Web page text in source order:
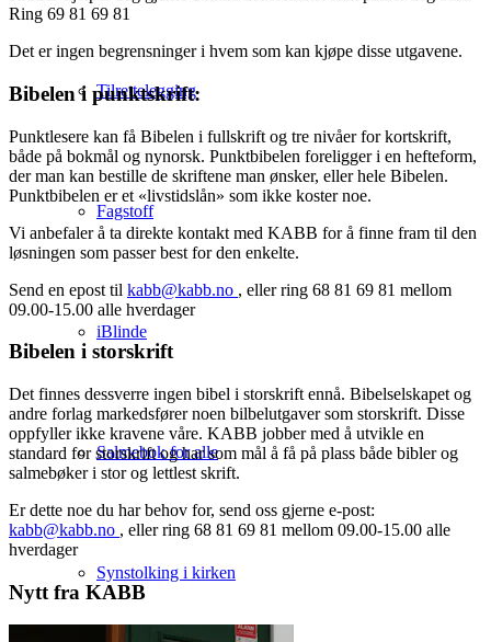
Tilrettelegging
Fagstoff
iBlinde
Salmebok for alle
Synstolking i kirken
Ring 69 81 69 81
Det er ingen begrensninger i hvem som kan kjøpe disse utgavene.
Bibelen i punktskrift:
Punktlesere kan få Bibelen i fullskrift og tre nivåer for kortskrift,
både på bokmål og nynorsk. Punktbibelen foreligger i en hefteform,
der man kan bestille de skriftene man ønsker, eller hele Bibelen.
Punktbibelen er et «livstidslån» som ikke koster noe.
Vi anbefaler å ta direkte kontakt med KABB for å finne fram til den
løsningen som passer best for den enkelte.
Send en epost til kabb@kabb.no , eller ring 68 81 69 81 mellom
09.00-15.00 alle hverdager
Bibelen i storskrift
Det finnes dessverre ingen bibel i storskrift ennå. Bibelselskapet og
andre forlag markedsfører noen bilbelutgaver som storskrift. Disse
oppfyller ikke kravene våre. KABB jobber med å utvikle en
standard for storskrift og har som mål å få på plass både bibler og
salmebøker i stor og lettlest skrift.
Er dette noe du har behov for, send oss gjerne e-post:
kabb@kabb.no , eller ring 68 81 69 81 mellom 09.00-15.00 alle
hverdager
Nytt fra KABB